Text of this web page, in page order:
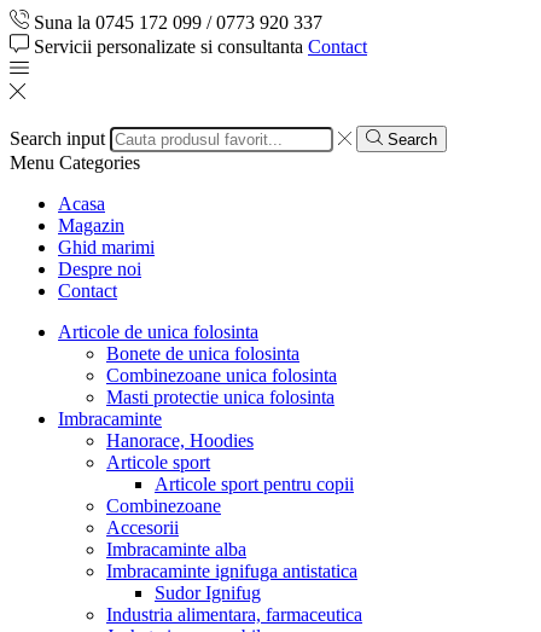
Suna la 0745 172 099 / 0773 920 337
Servicii personalizate si consultanta Contact
Search input Search
Menu Categories
Acasa
Magazin
Ghid marimi
Despre noi
Contact
Articole de unica folosinta
Bonete de unica folosinta
Combinezoane unica folosinta
Masti protectie unica folosinta
Imbracaminte
Hanorace, Hoodies
Articole sport
Articole sport pentru copii
Combinezoane
Accesorii
Imbracaminte alba
Imbracaminte ignifuga antistatica
Sudor Ignifug
Industria alimentara, farmaceutica